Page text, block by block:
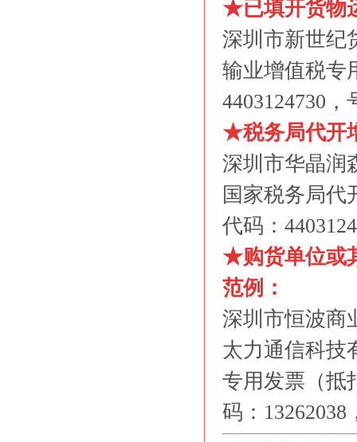
★已填开货物
深圳市新世纪
输业增值税专
4403124730
★税务局代开
深圳市华晶润
国家税务局代
代码：
★购货单位或
范例：
深圳市恒波商
太力通信科技
专用发票（抵
码：